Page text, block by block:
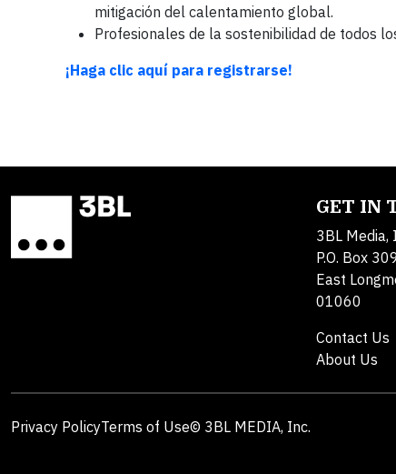
mitigación del calentamiento global.
Profesionales de la sostenibilidad de todos
¡Haga clic aquí para registrarse!
GET IN
3BL Media,
P.O. Box 309
East
01060
Contact Us
About Us
Privacy PolicyTerms of Use© 3BL MEDIA, Inc.